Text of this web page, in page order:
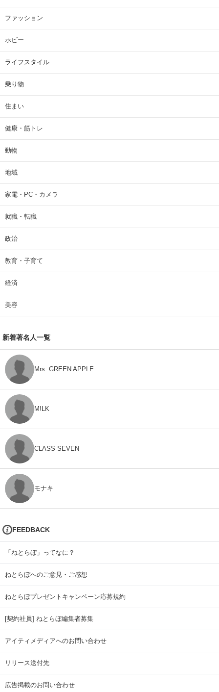
ファッション
ホビー
ライフスタイル
乗り物
住まい
健康・筋トレ
動物
地域
家電・PC・カメラ
就職・転職
政治
教育・子育て
経済
美容
新着著名人一覧
Mrs. GREEN APPLE
M!LK
CLASS SEVEN
モナキ
FEEDBACK
「ねとらぼ」ってなに？
ねとらぼへのご意見・ご感想
ねとらぼプレゼントキャンペーン応募規約
[契約社員] ねとらぼ編集者募集
アイティメディアへのお問い合わせ
リリース送付先
広告掲載のお問い合わせ